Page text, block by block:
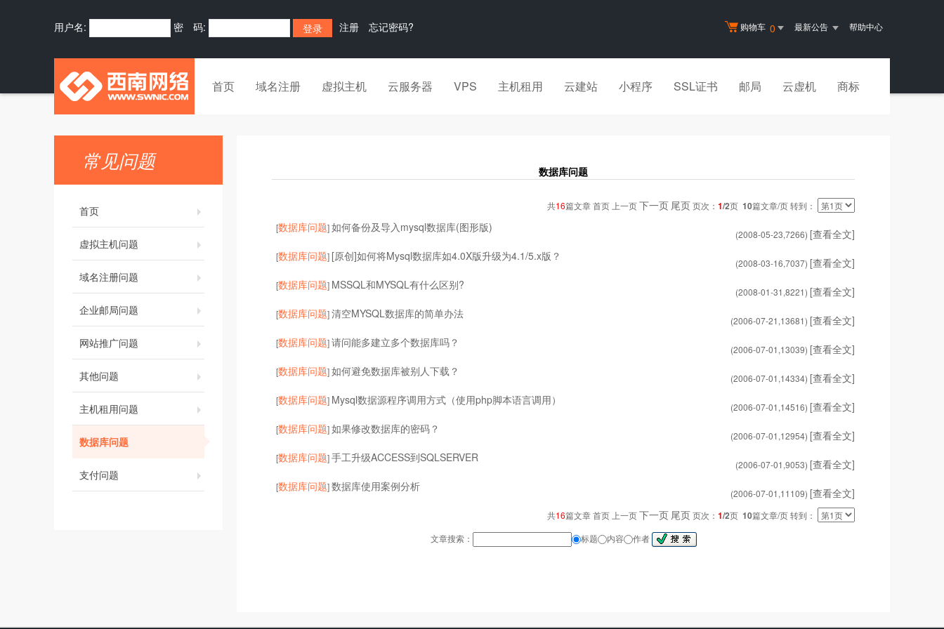
购物车 0 最新公告 帮助中心
用户名: 密 码: 注册 忘记密码?
首页 域名注册 虚拟主机 云服务器 VPS 主机租用 云建站 小程序 SSL证书 邮局 云虚机 商标
常见问题
首页
虚拟主机问题
域名注册问题
企业邮局问题
网站推广问题
其他问题
主机租用问题
数据库问题
支付问题
数据库问题
共16篇文章 首页 上一页下一页 尾页页次： 1/2页 10篇文章/页 转到：
[数据库问题]如何备份及导入mysql数据库(图形版)
(2008-05-23,7266) [查看全文]
[数据库问题] [原创]如何将Mysql数据库如4.0X版升级为4.1/5.x版？
(2008-03-16,7037) [查看全文]
[数据库问题] MSSQL和MYSQL有什么区别?
(2008-01-31,8221) [查看全文]
[数据库问题]清空MYSQL数据库的简单办法
(2006-07-21,13681) [查看全文]
[数据库问题]请问能多建立多个数据库吗？
(2006-07-01,13039) [查看全文]
[数据库问题]如何避免数据库被别人下载？
(2006-07-01,14334) [查看全文]
[数据库问题] Mysql数据源程序调用方式（使用php脚本语言调用）
(2006-07-01,14516) [查看全文]
[数据库问题]如果修改数据库的密码？
(2006-07-01,12954) [查看全文]
[数据库问题]手工升级ACCESS到SQLSERVER
(2006-07-01,9053) [查看全文]
[数据库问题]数据库使用案例分析
(2006-07-01,11109) [查看全文]
共16篇文章 首页 上一页下一页 尾页页次： 1/2页 10篇文章/页 转到：
文章搜索：
标题 内容 作者